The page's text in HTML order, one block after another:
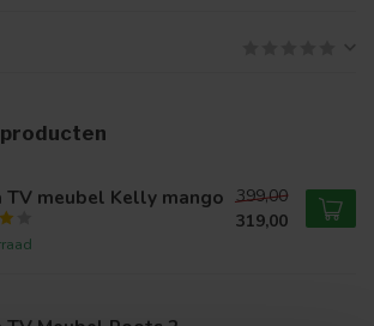
TV meubel Kelly mango 399,00
319,00